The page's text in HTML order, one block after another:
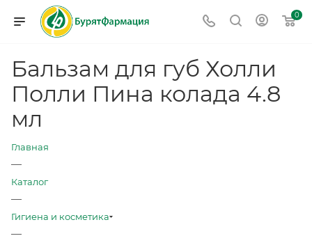
0
Бальзам для губ Холли
Полли Пина колада 4.8
мл
Главная
—
Каталог
—
Гигиена и косметика